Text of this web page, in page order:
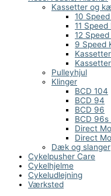
Kassetter og
10
11
12
9 Speed
Pulleyhjul
Klinger
BCD 104
BCD 94
BCD 96
BCD 96s
Direct
Direct
Dæk og slanger
Cykelpusher Care
Cykelhjelme
Cykeludlejning
Værksted